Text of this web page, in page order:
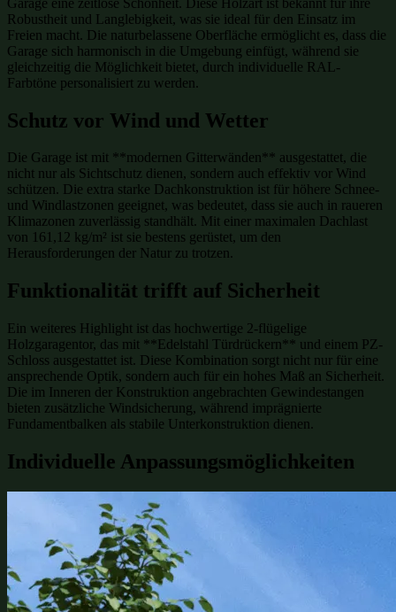
Robustheit und Langlebigkeit, was sie ideal für den Einsatz im
Freien macht. Die naturbelassene Oberfläche ermöglicht es, dass die
Garage sich harmonisch in die Umgebung einfügt, während sie
gleichzeitig die Möglichkeit bietet, durch individuelle RAL-
Farbtöne personalisiert zu werden.
Schutz vor Wind und Wetter
Die Garage ist mit **modernen Gitterwänden** ausgestattet, die
nicht nur als Sichtschutz dienen, sondern auch effektiv vor Wind
schützen. Die extra starke Dachkonstruktion ist für höhere Schnee-
und Windlastzonen geeignet, was bedeutet, dass sie auch in raueren
Klimazonen zuverlässig standhält. Mit einer maximalen Dachlast
von 161,12 kg/m² ist sie bestens gerüstet, um den
Herausforderungen der Natur zu trotzen.
Funktionalität trifft auf Sicherheit
Ein weiteres Highlight ist das hochwertige 2-flügelige
Holzgaragentor, das mit **Edelstahl Türdrückern** und einem PZ-
Schloss ausgestattet ist. Diese Kombination sorgt nicht nur für eine
ansprechende Optik, sondern auch für ein hohes Maß an Sicherheit.
Die im Inneren der Konstruktion angebrachten Gewindestangen
bieten zusätzliche Windsicherung, während imprägnierte
Fundamentbalken als stabile Unterkonstruktion dienen.
Individuelle Anpassungsmöglichkeiten